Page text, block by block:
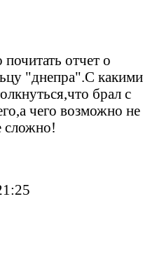
отчет о
"днепра".С какими
брал с
чего возможно не
сложно!